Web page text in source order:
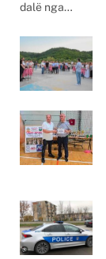
dalë nga…